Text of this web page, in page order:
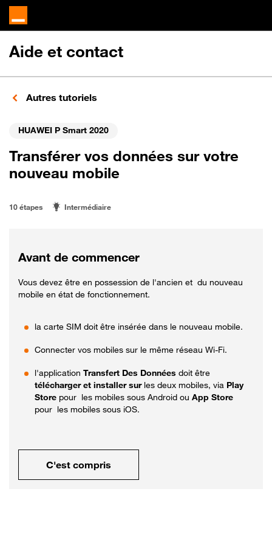
Aide et contact
Autres tutoriels
HUAWEI P Smart 2020
Transférer vos données sur votre
nouveau mobile
10 étapes Intermédiaire
Avant de commencer
Vous devez être en possession de l'ancien et du nouveau
mobile en état de fonctionnement.
la carte SIM doit être insérée dans le nouveau mobile.
Connecter vos mobiles sur le même réseau Wi-Fi.
l'application Transfert Des Données doit être
télécharger et installer sur les deux mobiles, via Play
Store pour les mobiles sous Android ou App Store
pour les mobiles sous iOS.
C'est compris